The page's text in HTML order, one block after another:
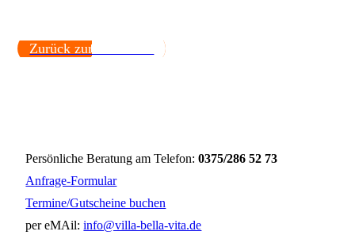
Zurück zur Startseite.
Persönliche Beratung am Telefon:0375/286 52 73
Anfrage-Formular
Termine/Gutscheine buchen
per eMAil:info@villa-bella-vita.de